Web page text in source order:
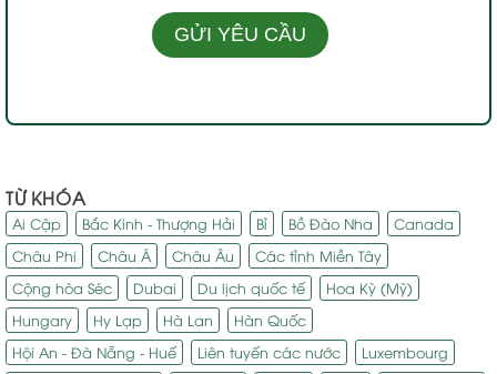
TỪ KHÓA
Ai Cập Bắc Kinh - Thượng Hải Bỉ Bồ Đào Nha
Canada
Châu Phi
Châu Á Châu Âu
Các tỉnh Miền Tây
Cộng hòa Séc
Dubai Du lịch quốc tế
Hoa Kỳ (Mỹ)
Hungary
Hy Lạp Hà Lan
Hàn Quốc
Hội An - Đà Nẵng - Huế
Liên tuyến các nước
Luxembourg